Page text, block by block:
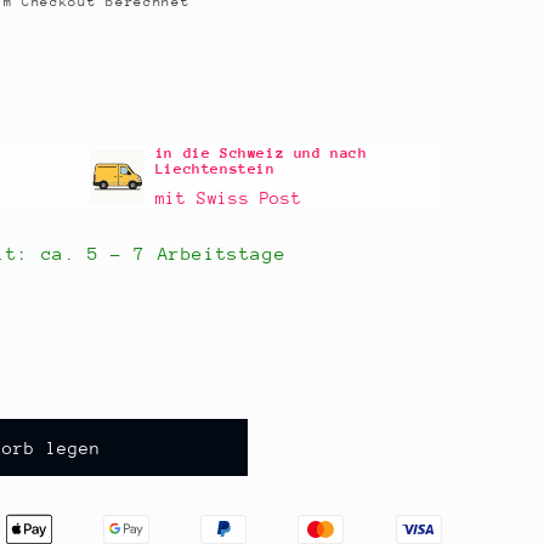
in die Schweiz und nach
Liechtenstein
mit Swiss Post
ca. 5 - 7 Arbeitstage
legen